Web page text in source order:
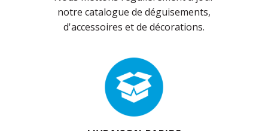
notre catalogue de déguisements,
d'accessoires et de décorations.